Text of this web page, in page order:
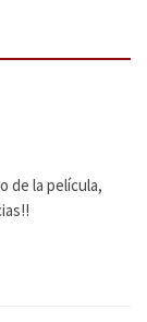
de la película,